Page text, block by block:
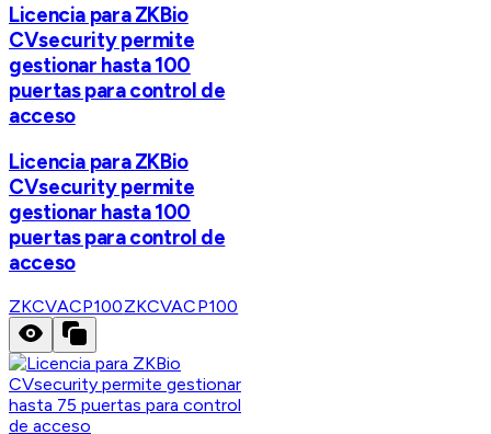
Licencia para ZKBio
CVsecurity permite
gestionar hasta 100
puertas para control de
acceso
Licencia para ZKBio
CVsecurity permite
gestionar hasta 100
puertas para control de
acceso
ZKCVACP100ZKCVACP100